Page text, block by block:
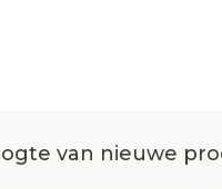
van nieuwe